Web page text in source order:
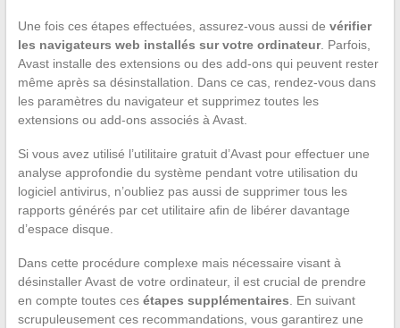
Une fois ces étapes effectuées, assurez-vous aussi de vérifier
les navigateurs web installés sur votre ordinateur. Parfois,
Avast installe des extensions ou des add-ons qui peuvent rester
même après sa désinstallation. Dans ce cas, rendez-vous dans
les paramètres du navigateur et supprimez toutes les
extensions ou add-ons associés à Avast.
Si vous avez utilisé l’utilitaire gratuit d’Avast pour effectuer une
analyse approfondie du système pendant votre utilisation du
logiciel antivirus, n’oubliez pas aussi de supprimer tous les
rapports générés par cet utilitaire afin de libérer davantage
d’espace disque.
Dans cette procédure complexe mais nécessaire visant à
désinstaller Avast de votre ordinateur, il est crucial de prendre
en compte toutes ces étapes supplémentaires . En suivant
scrupuleusement ces recommandations, vous garantirez une